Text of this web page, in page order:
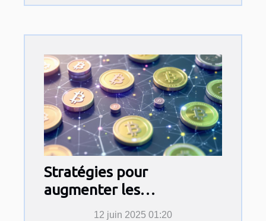
Stratégies pour
augmenter les
rendements des monnaies
12 juin 2025 01:20